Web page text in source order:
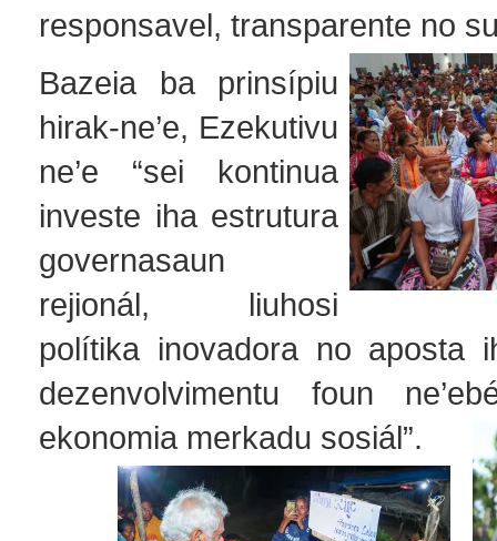
responsavel, transparente no
Bazeia ba prinsípiu
hirak-ne’e, Ezekutivu
ne’e “sei kontinua
investe iha estrutura
governasaun
rejionál, liuhosi
polítika inovadora no aposta
dezenvolvimentu foun
ekonomia merkadu sosiál”.